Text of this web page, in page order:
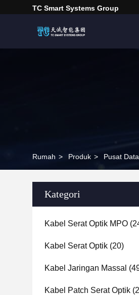
TC Smart Systems Group
Rumah > Produk > Pusat
Kategori
Kabel Serat Optik MPO
Kabel Serat Optik (20)
Kabel Jaringan Massal
Kabel Patch Serat Optik